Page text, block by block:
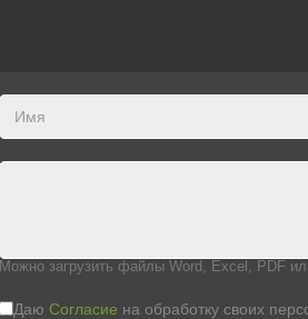
Можно загрузить файлы Word, Excel, PDF
Даю Согласие на обработку своих